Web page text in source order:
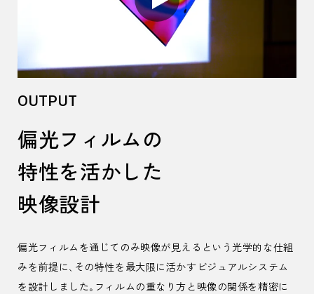
OUTPUT
偏光フィルムの
特性を活かした
映像設計
偏光フィルムを通じてのみ映像が見えるという光学的な仕組
みを前提に、その特性を最大限に活かすビジュアルシステム
を設計しました。フィルムの重なり方と映像の関係を精密に